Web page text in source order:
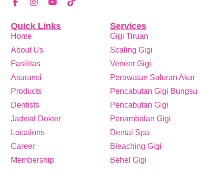
Services
Gigi Tiruan
Scaling Gigi
Veneer Gigi
Perawatan Saluran Akar
Pencabutan Gigi Bungsu
Pencabutan Gigi
Penambalan Gigi
Dental Spa
Bleaching Gigi
Behel Gigi
Quick Links
Home
About Us
Fasilitas
Asuransi
Products
Dentists
Jadwal Dokter
Locations
Career
Membership